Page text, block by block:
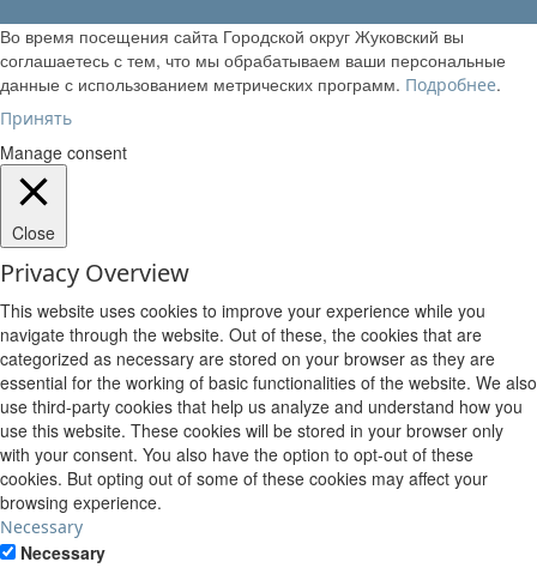
Во время посещения сайта Городской округ Жуковский вы
соглашаетесь с тем, что мы обрабатываем ваши персональные
данные с использованием метрических программ. Подробнее.
Принять
Manage consent
Close
Privacy Overview
This website uses cookies to improve your experience while you
navigate through the website. Out of these, the cookies that are
categorized as necessary are stored on your browser as they are
essential for the working of basic functionalities of the website. We also
use third-party cookies that help us analyze and understand how you
use this website. These cookies will be stored in your browser only
with your consent. You also have the option to opt-out of these
cookies. But opting out of some of these cookies may affect your
browsing experience.
Necessary
Necessary